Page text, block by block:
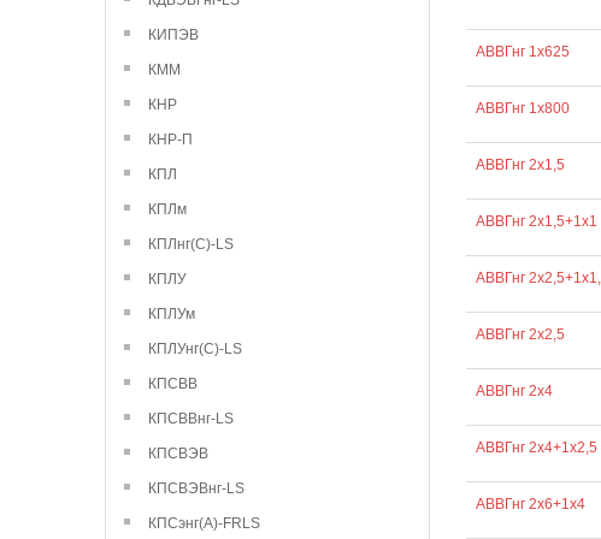
КИПЭВ
КММ
КНР
КНР-П
КПЛ
КПЛм
КПЛнг(С)-LS
КПЛУ
КПЛУм
КПЛУнг(С)-LS
КПСВВ
КПСВВнг-LS
КПСВЭВ
КПСВЭВнг-LS
КПСэнг(А)-FRLS
АВВГнг 1х625
АВВГнг 1х800
АВВГнг 2х1,5
АВВГнг 2х1,5+1х1
АВВГнг
АВВГнг 2х2,5
АВВГнг 2х4
АВВГнг 2х4+1х2,5
АВВГнг 2х6+1х4